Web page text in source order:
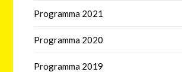
Programma 2021
Programma 2020
Programma 2019